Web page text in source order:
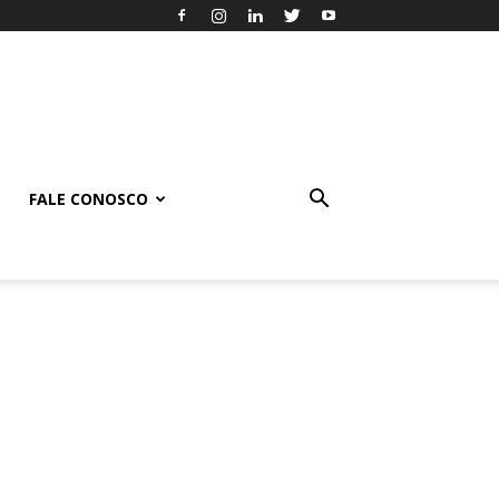
FALE CONOSCO